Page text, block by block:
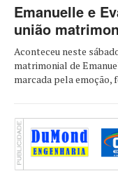
Emanuelle e
união
Aconteceu neste
matrimonial de
marcada pela emoção,